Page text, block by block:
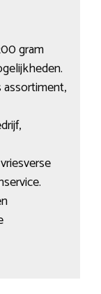
gram